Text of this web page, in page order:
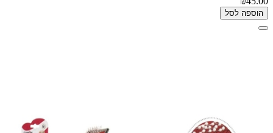
הוספה לסל